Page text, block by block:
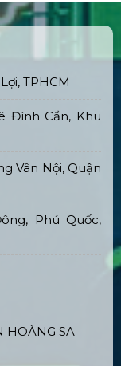
TPHCM
Đình Cẩn, Khu
Vân Nội, Quận
Phú Quốc,
HOÀNG SA